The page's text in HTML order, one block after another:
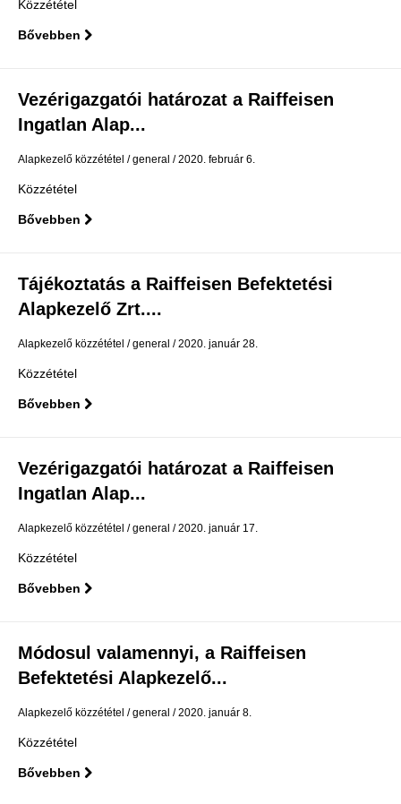
Közzététel
Bővebben
Vezérigazgatói határozat a Raiffeisen
Ingatlan Alap...
Alapkezelő közzététel general 2020. február 6.
Közzététel
Bővebben
Tájékoztatás a Raiffeisen Befektetési
Alapkezelő Zrt....
Alapkezelő közzététel general 2020. január 28.
Közzététel
Bővebben
Vezérigazgatói határozat a Raiffeisen
Ingatlan Alap...
Alapkezelő közzététel general 2020. január 17.
Közzététel
Bővebben
Módosul valamennyi, a Raiffeisen
Befektetési Alapkezelő...
Alapkezelő közzététel general 2020. január 8.
Közzététel
Bővebben